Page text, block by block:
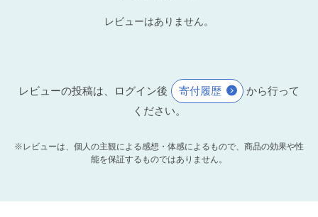
レビューはありません。
レビューの投稿は、ログイン後 寄付履歴
から行って
ください。
※レビューは、個人の主観による感想・体感によるもので、商品の効果や性
能を保証するものではありません。